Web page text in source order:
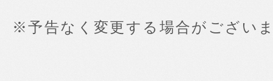
※予告なく変更する場合がござい